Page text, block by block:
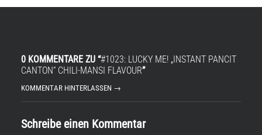
0 KOMMENTARE ZU “#1023: LUCKY ME! „INSTANT PANCIT
CANTON“ CHILI-MANSI FLAVOUR”
KOMMENTAR HINTERLASSEN →
Schreibe einen Kommentar